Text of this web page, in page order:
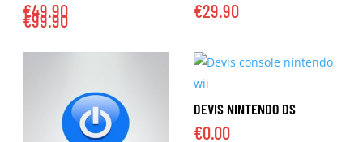
€49.90
€99.90 €29.90
DEVIS NINTENDO DS
€0.00